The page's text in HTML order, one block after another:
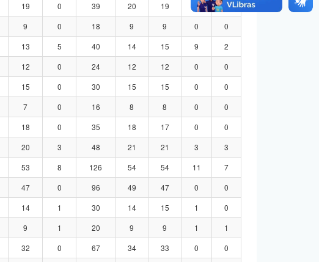
19 0 39 20 19 0
0
9 0 18 9 9 0
0
13 5 40 14 15 9
2
12 0 24 12 12 0
0
15 0 30 15 15 0
0
7 0 16 8 8 0
0
18 0 35 18 17 0
0
20 3 48 21 21 3
3
53 8 126 54 54 11
7
47 0 96 49 47 0
0
14 1 30 14 15 1
0
9 1 20 9 9 1
1
32 0 67 34 33 0
0